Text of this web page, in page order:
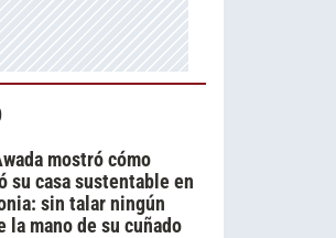
mostró cómo
su casa sustentable en
sin talar ningún
la mano de su cuñado